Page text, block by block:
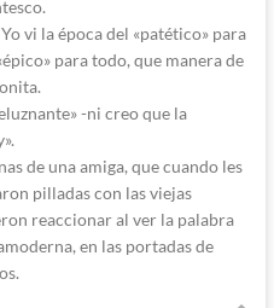
vi la época del «patético» para
para todo, que manera de
-ni creo que la
de una amiga, que cuando les
pilladas con las viejas
reaccionar al ver la palabra
en las portadas de